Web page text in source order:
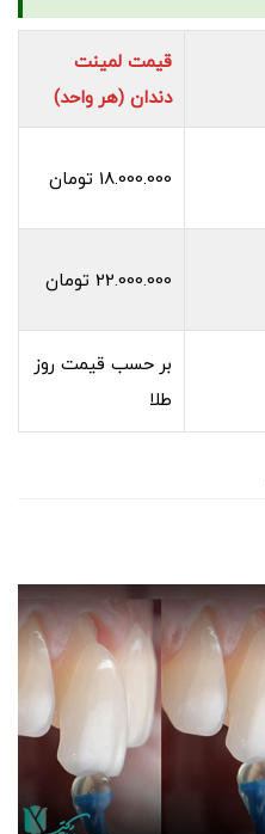
قیمت لمینت
دندان (هر واحد)
18.000.000 تومان
22.000.000 تومان
بر حسب قیمت روز
طلا